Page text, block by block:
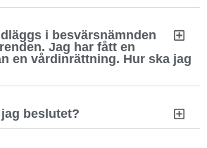
i besvärsnämnden
Jag har fått en
en vårdinrättning. Hur ska jag
beslutet?